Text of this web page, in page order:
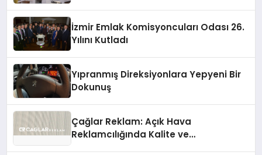
İzmir Emlak Komisyoncuları Odası 26.
Yılını Kutladı
Yıpranmış Direksiyonlara Yepyeni Bir
Dokunuş
Çağlar Reklam: Açık Hava
Reklamcılığında Kalite ve